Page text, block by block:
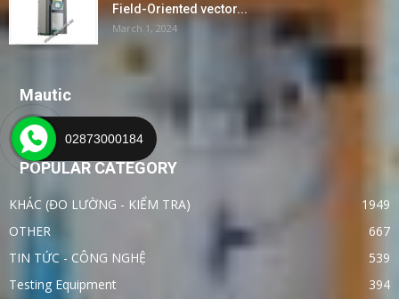
Field-Oriented vector...
March 1, 2024
Mautic
POPULAR CATEGORY
KHÁC (ĐO LƯỜNG - KIỂM TRA)
1949
OTHER
667
TIN TỨC - CÔNG NGHỆ
539
Testing Equipment
394
02873000184